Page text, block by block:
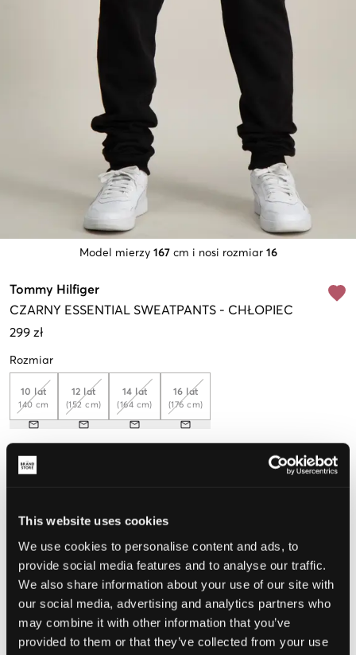
This website uses cookies
We use cookies to personalise content and ads, to
provide social media features and to analyse our traffic.
We also share information about your use of our site with
our social media, advertising and analytics partners who
may combine it with other information that you’ve
provided to them or that they’ve collected from your use
Model mierzy 167 cm i nosi rozmiar 16
Tommy Hilfiger
CZARNY ESSENTIAL SWEATPANTS - CHŁOPIEC
299 zł
Rozmiar
10 lat
140 cm
12 lat
(152 cm)
14 lat
(164 cm)
16 lat
(176 cm)
Opinia o rozmiarze
WYBIERZ SWÓJ ROZMIAR
Darmowa dostawa od 199 zł
60 dni na zwrot